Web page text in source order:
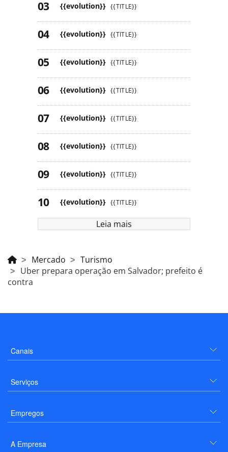
{{evolution}} {{TITLE}}
{{evolution}} {{TITLE}}
{{evolution}} {{TITLE}}
{{evolution}} {{TITLE}}
{{evolution}} {{TITLE}}
{{evolution}} {{TITLE}}
{{evolution}} {{TITLE}}
{{evolution}} {{TITLE}}
Leia mais
Mercado
Turismo
Uber prepara operação em Salvador; prefeito é
contra
Canais
Serviços
Empregos
A Empresa